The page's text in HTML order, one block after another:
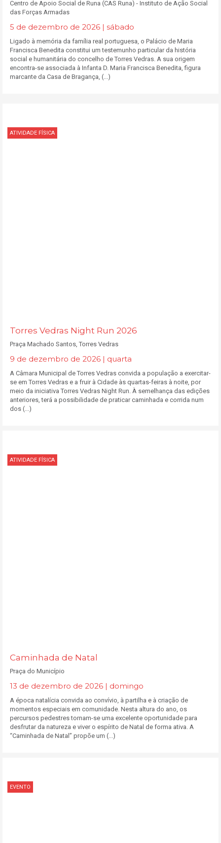
​Centro de Apoio Social de Runa (CAS Runa) - Instituto de Ação Social
das Forças Armadas
5 de dezembro de 2026 | sábado
Ligado à memória da família real portuguesa, o Palácio de Maria
Francisca Benedita constitui um testemunho particular da história
social e humanitária do concelho de Torres Vedras. A sua origem
encontra-se associada à Infanta D. Maria Francisca Benedita, figura
marcante da Casa de Bragança, (...)
ATIVIDADE FÍSICA
Torres Vedras Night Run 2026
Praça Machado Santos, Torres Vedras
9 de dezembro de 2026 | quarta
A Câmara Municipal de Torres Vedras convida a população a exercitar-
se em Torres Vedras e a fruir à Cidade às quartas-feiras à noite, por
meio da iniciativa Torres Vedras Night Run. À semelhança das edições
anteriores, terá a possibilidade de praticar caminhada e corrida num
dos (...)
ATIVIDADE FÍSICA
Caminhada de Natal
Praça do Município
13 de dezembro de 2026 | domingo
A época natalícia convida ao convívio, à partilha e à criação de
momentos especiais em comunidade. Nesta altura do ano, os
percursos pedestres tornam-se uma excelente oportunidade para
desfrutar da natureza e viver o espírito de Natal de forma ativa. A
“Caminhada de Natal” propõe um (...)
EVENTO